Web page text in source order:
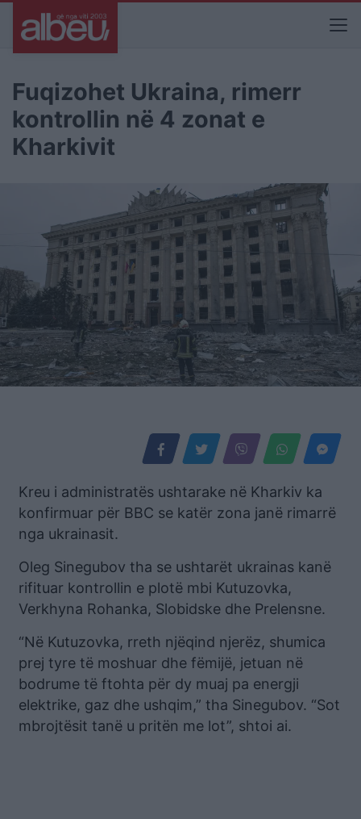
Fuqizohet Ukraina, rimerr
kontrollin në 4 zonat e
Kharkivit
Kreu i administratës ushtarake në Kharkiv ka
konfirmuar për BBC se katër zona janë rimarrë
nga ukrainasit.
Oleg Sinegubov tha se ushtarët ukrainas kanë
rifituar kontrollin e plotë mbi Kutuzovka,
Verkhyna Rohanka, Slobidske dhe Prelensne.
“Në Kutuzovka, rreth njëqind njerëz, shumica
prej tyre të moshuar dhe fëmijë, jetuan në
bodrume të ftohta për dy muaj pa energji
elektrike, gaz dhe ushqim,” tha Sinegubov. “Sot
mbrojtësit tanë u pritën me lot”, shtoi ai.